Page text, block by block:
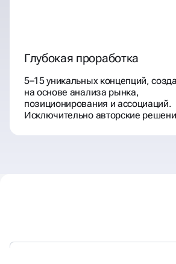
Глубокая проработка
5–15 уникальных концепций,
на основе анализа рынка,
позиционирования и ассоциаций.
Исключительно авторские